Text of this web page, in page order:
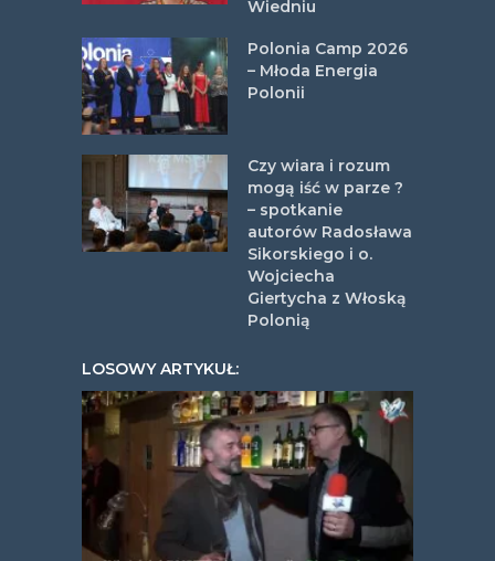
Wiedniu
Polonia Camp 2026
– Młoda Energia
Polonii
Czy wiara i rozum
mogą iść w parze ?
– spotkanie
autorów Radosława
Sikorskiego i o.
Wojciecha
Giertycha z Włoską
Polonią
LOSOWY ARTYKUŁ: